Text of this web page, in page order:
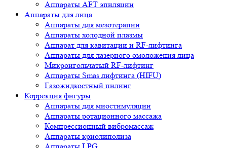
Аппараты AFT эпиляции
Аппараты для лица
Аппараты для мезотерапии
Аппараты холодной плазмы
Аппарат для кавитации и RF-лифтинга
Аппараты для лазерного омоложения лица
Микроигольчатый RF-лифтинг
Аппараты Smas лифтинга (HIFU)
Газожидкостный пилинг
Коррекция фигуры
Аппараты для миостимуляции
Аппараты ротационного массажа
Компрессионный вибромассаж
Аппараты криолиполиза